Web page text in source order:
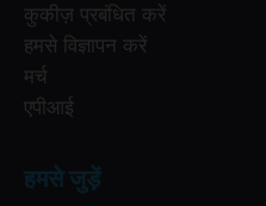
कुकीज़ प्रबंधित करें
हमसे विज्ञापन करें
मर्च
एपीआई
हमसे जुड़ें